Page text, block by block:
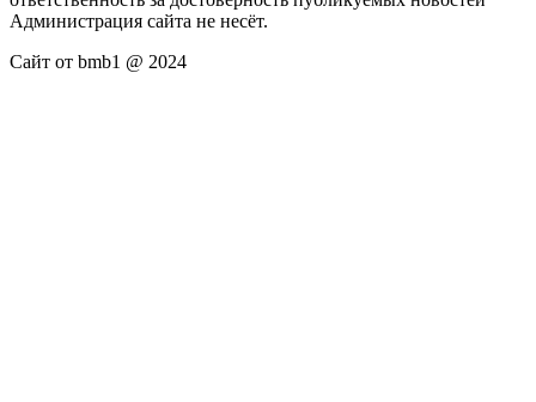
Администрация сайта не несёт.
Сайт от bmb1 @ 2024